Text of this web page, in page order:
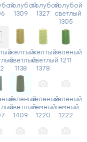
голубой
1309
голубой
1327
голубой
светлый
1305
желтый
светлый
1138
желтый
светлый
1378
зеленый
1211
зеленый
светлый
1409
зеленый
темный
1220
зеленый
темный
1222